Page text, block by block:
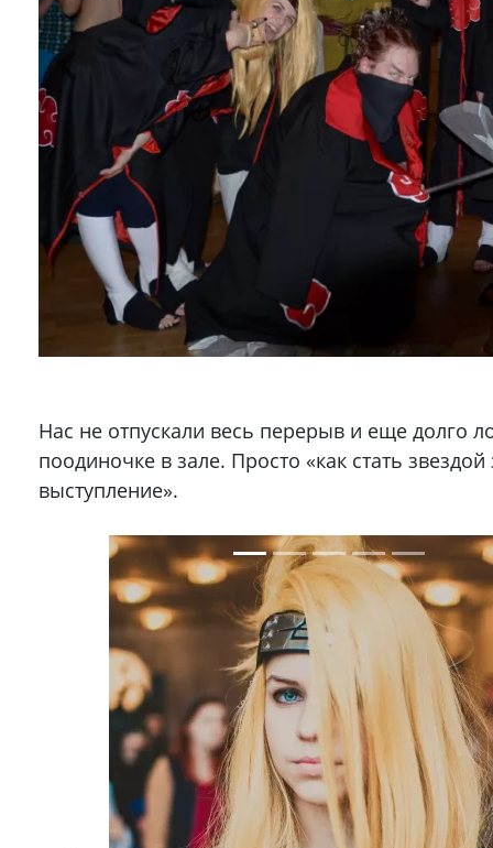
Нас не отпускали весь перерыв и еще долго
поодиночке в зале. Просто «как стать
выступление».